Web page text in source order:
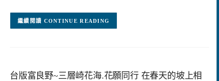
CONTINUE READING
台版富良野~三層崎花海.花願同行 在春天的坡上相